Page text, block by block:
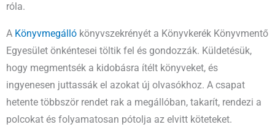
róla.
A Könyvmegálló könyvszekrényét a Könyvkerék Könyvmentő
Egyesület önkéntesei töltik fel és gondozzák. Küldetésük,
hogy megmentsék a kidobásra ítélt könyveket, és
ingyenesen juttassák el azokat új olvasókhoz. A csapat
hetente többször rendet rak a megállóban, takarít, rendezi a
polcokat és folyamatosan pótolja az elvitt köteteket.